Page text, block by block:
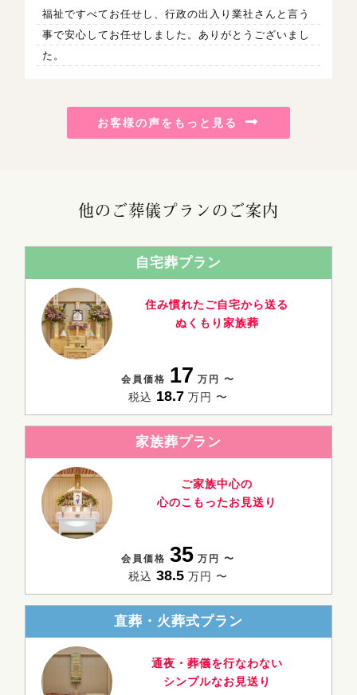
福祉ですべてお任せし、行政の出入り業社さんと言う
事で安心してお任せしました。ありがとうございまし
た。
お客様の声をもっと見る
他のご葬儀プランのご案内
自宅葬プラン
住み慣れたご自宅から送る
ぬくもり家族葬
会員価格 17 万円 〜
税込 18.7 万円 〜
家族葬プラン
ご家族中心の
心のこもったお見送り
会員価格 35 万円 〜
税込 38.5 万円 〜
直葬・火葬式プラン
通夜・葬儀を行なわない
シンプルなお見送り